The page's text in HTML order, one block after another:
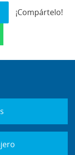
¡Compártelo!